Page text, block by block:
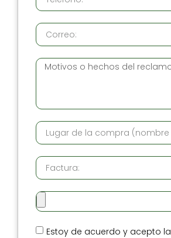
Estoy de acuerdo y acepto la